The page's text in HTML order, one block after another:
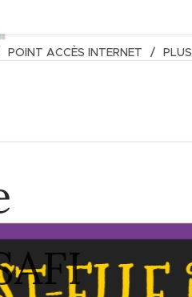
POINT ACCÈS INTERNET PLUS